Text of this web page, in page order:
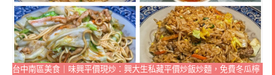
台中南區美食｜味興平價現炒：興大生私藏平價炒飯炒麵，免費冬瓜檸